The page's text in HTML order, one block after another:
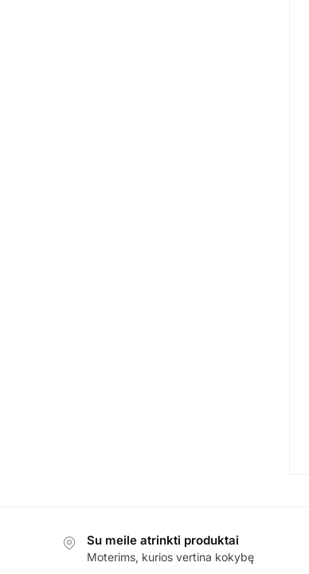
Su meile atrinkti produktai
Moterims, kurios vertina kokybę